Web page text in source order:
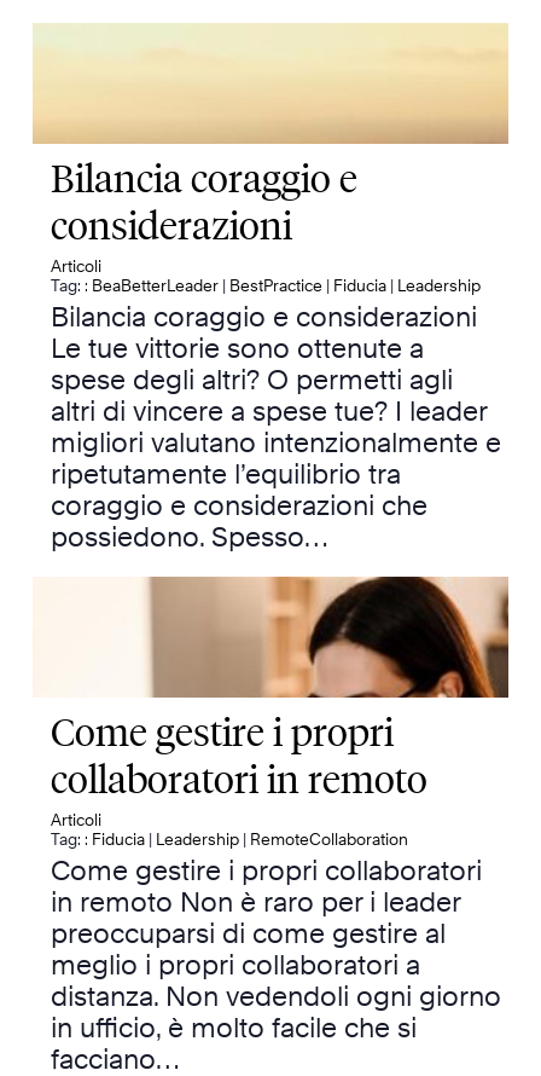
Bilancia coraggio e
considerazioni
Articoli
Tag: : BeaBetterLeader | BestPractice | Fiducia | Leadership
Bilancia coraggio e considerazioni
Le tue vittorie sono ottenute a
spese degli altri? O permetti agli
altri di vincere a spese tue? I leader
migliori valutano intenzionalmente e
ripetutamente l’equilibrio tra
coraggio e considerazioni che
possiedono. Spesso…
Come gestire i propri
collaboratori in remoto
Articoli
Tag: : Fiducia | Leadership | RemoteCollaboration
Come gestire i propri collaboratori
in remoto Non è raro per i leader
preoccuparsi di come gestire al
meglio i propri collaboratori a
distanza. Non vedendoli ogni giorno
in ufficio, è molto facile che si
facciano…